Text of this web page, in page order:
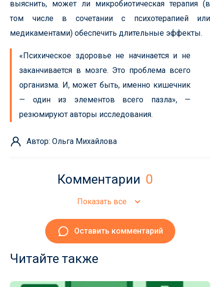
выяснить, может ли микробиотическая терапия (в
том числе в сочетании с психотерапией или
медикаментами) обеспечить длительные эффекты.
«Психическое здоровье не начинается и не
заканчивается в мозге. Это проблема всего
организма. И, может быть, именно кишечник
— один из элементов всего пазла», —
резюмируют авторы исследования.
Автор: Ольга Михайлова
Комментарии 0
Показать все
Оставить комментарий
Читайте также